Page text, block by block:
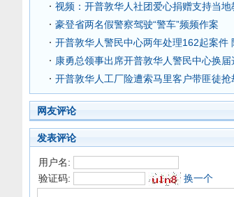
视频：开普敦华人社团爱心捐赠支持当地
豪登省两名假警察驾驶“警车”频频作案
开普敦华人警民中心两年处理162起案件
康勇总领事出席开普敦华人警民中心换届
开普敦华人工厂险遭索马里客户带匪徒抢
网友评论
发表评论
用户名:
验证码:
换一个